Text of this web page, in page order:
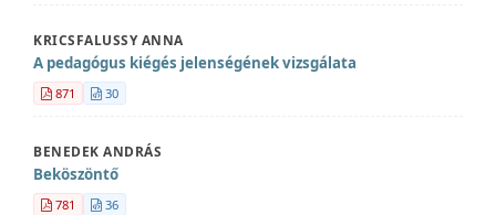
KRICSFALUSSY ANNA
A pedagógus kiégés jelenségének vizsgálata
871 30
BENEDEK ANDRÁS
Beköszöntő
781 36